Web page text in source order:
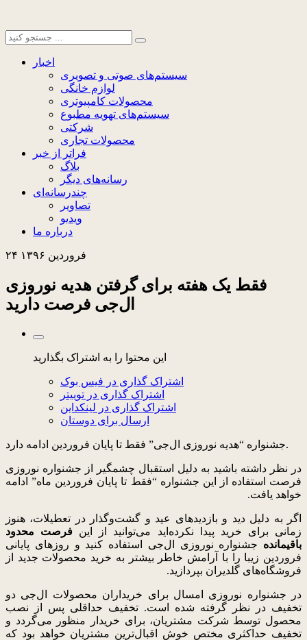
اخبار
سیستم‌های صوتی و تصویری
لوازم خانگی
محصولات کامپیوتری
سیستم‌های تهویه مطبوع
شرکتی
محصولات تجاری
فراتر از خبر
بلاگ
رسانه‌های دیگر
چندرسانه‌ای
تصاویر
ویدیو
درباره ما
۲۴ فروردین ۱۳۹۶
فقط یک هفته برای گرفتن هدیه نوروزی
ال‌جی فرصت دارید
این محتوا را به اشتراک بگذارید
اشتراک گذاری در فیس بوک
اشتراک گذاری در توییتر
اشتراک گذاری در لینکداین
ارسال برای دوستان
جشنواره “هدیه نوروزی ال‌جی” فقط تا پایان فروردین ادامه دارد.
در نظر داشته باشید به دلیل استقبال چشمگیر از جشنواره نوروزی
فرصت استفاده از این جشنواره “فقط تا پایان فروردین ماه” ادامه
خواهد یافت.
اگر به دلیل دید و بازدیدهای عید و گشت‌و‌گذار در تعطیلات، هنوز
زمانی برای خرید پیدا نکرده‌اید می‌توانید از این فرصت محدود
باقیمانده جشنواره نوروزی ال‌جی استفاده کنید و روزهای پایانی
فروردین زیبا را با آرامش خاطر بیشتر به خرید محصولات جدید از
فروشگاه‌های گلدیران بپردازید.
در جشنواره نوروزی امسال برای خریداران محصولات ال‌جی دو
تخفیف در نظر گرفته شده است. تخفیف حداقلی پس از نصب
محصول توسط شرکت مشتریان، برای خریدار منظور می‌گردد و
تخفیف حداکثری مختص خوش اقبال‌ترین مشتریان خواهد بود که